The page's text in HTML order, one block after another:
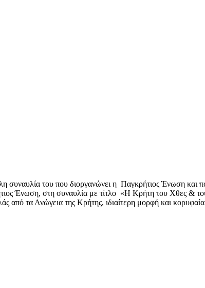
του που διοργανώνει η Παγκρήτιος Ένωση και
Ένωση, στη συναυλία με τίτλο «Η Κρήτη του Χθες &
από τα Ανώγεια της Κρήτης, ιδιαίτερη μορφή και